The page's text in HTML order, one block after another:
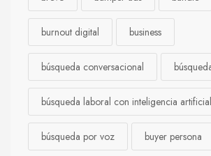
burnout digital business
búsqueda conversacional
búsqueda laboral con inteligencia artificial
búsqueda por voz buyer persona